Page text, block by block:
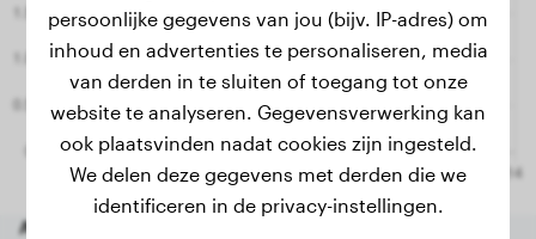
Andere willekeurige honden
persoonlijke gegevens van jou (bijv. IP-adres) om
inhoud en advertenties te personaliseren, media
van derden in te sluiten of toegang tot onze
website te analyseren. Gegevensverwerking kan
ook plaatsvinden nadat cookies zijn ingesteld.
We delen deze gegevens met derden die we
identificeren in de privacy-instellingen.